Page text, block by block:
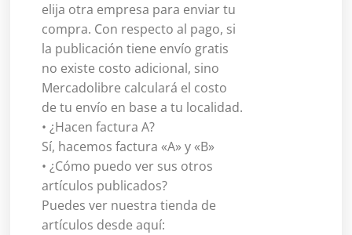
elija otra empresa para enviar tu
compra. Con respecto al pago, si
la publicación tiene envío gratis
no existe costo adicional, sino
Mercadolibre calculará el costo
de tu envío en base a tu localidad.
• ¿Hacen factura A?
Sí, hacemos factura «A» y «B»
• ¿Cómo puedo ver sus otros
artículos publicados?
Puedes ver nuestra tienda de
artículos desde aquí: